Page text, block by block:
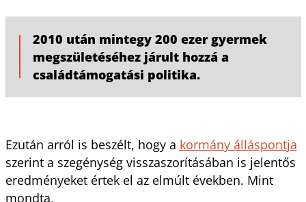
2010 után mintegy 200 ezer gyermek
megszületéséhez járult hozzá a
családtámogatási politika.
Ezután arról is beszélt, hogy a kormány álláspontja
szerint a szegénység visszaszorításában is jelentős
eredményeket értek el az elmúlt években. Mint
mondta,